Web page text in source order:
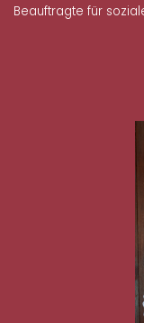
Beauftragte für